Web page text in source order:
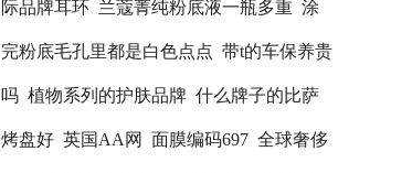
际品牌耳环 兰蔻菁纯粉底液一瓶多重 涂
完粉底毛孔里都是白色点点 带t的车保养贵
吗 植物系列的护肤品牌 什么牌子的比萨
烤盘好 英国AA网 面膜编码697 全球奢侈